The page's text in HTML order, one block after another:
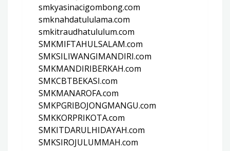
smkyasinacigombong.com
smknahdatululama.com
smkitraudhatululum.com
SMKMIFTAHULSALAM.com
SMKSILIWANGIMANDIRI.com
SMKMANDIRIBERKAH.com
SMKCBTBEKASI.com
SMKMANAROFA.com
SMKPGRIBOJONGMANGU.com
SMKKORPRIKOTA.com
SMKITDARULHIDAYAH.com
SMKSIROJULUMMAH.com